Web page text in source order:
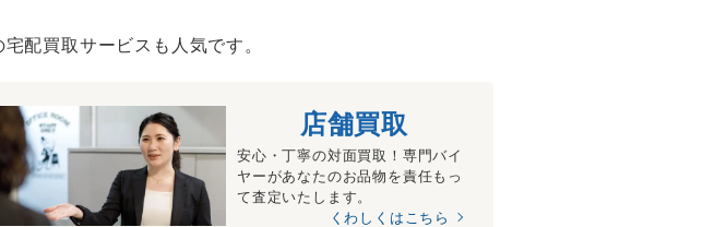
配買取サービスも人気です。
店舗買取
安心・丁寧の対面買取！専門バイ
ヤーがあなたのお品物を責任もっ
て査定いたします。
くわしくはこちら